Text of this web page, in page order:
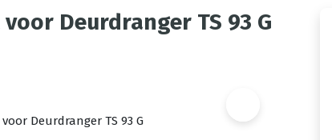
Deurdranger TS 93 G